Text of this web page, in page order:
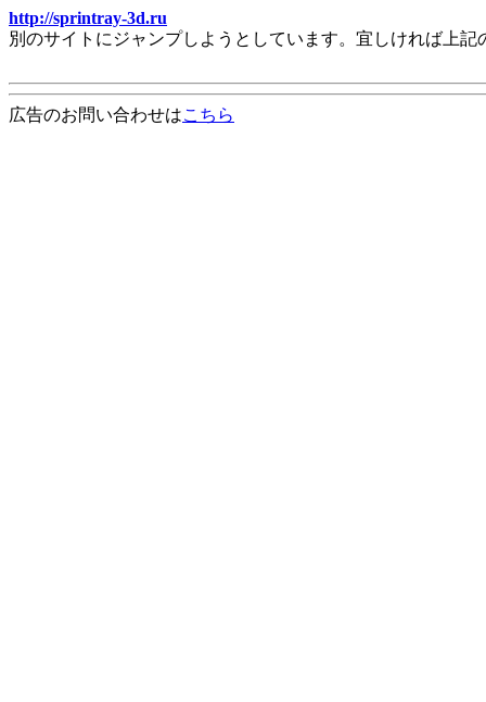
http://sprintray-3d.ru
別のサイトにジャンプしようとしています。宜しければ上
広告のお問い合わせはこちら